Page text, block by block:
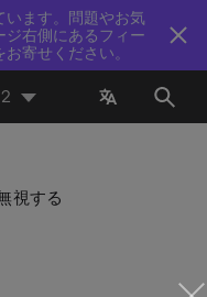
います。問題やお気
ジ右側にあるフィー
寄せください。
視する